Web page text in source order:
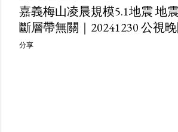
嘉義梅山凌晨規模5.1地震 地
斷層帶無關｜20241230 公視
分享